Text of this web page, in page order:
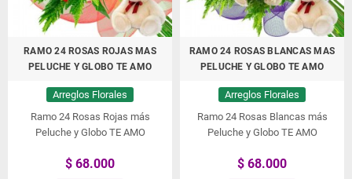
RAMO 24 ROSAS ROJAS MAS
PELUCHE Y GLOBO TE AMO
Arreglos Florales
Ramo 24 Rosas Rojas más
Peluche y Globo TE AMO
$ 68.000
RAMO 24 ROSAS BLANCAS MAS
PELUCHE Y GLOBO TE AMO
Arreglos Florales
Ramo 24 Rosas Blancas más
Peluche y Globo TE AMO
$ 68.000